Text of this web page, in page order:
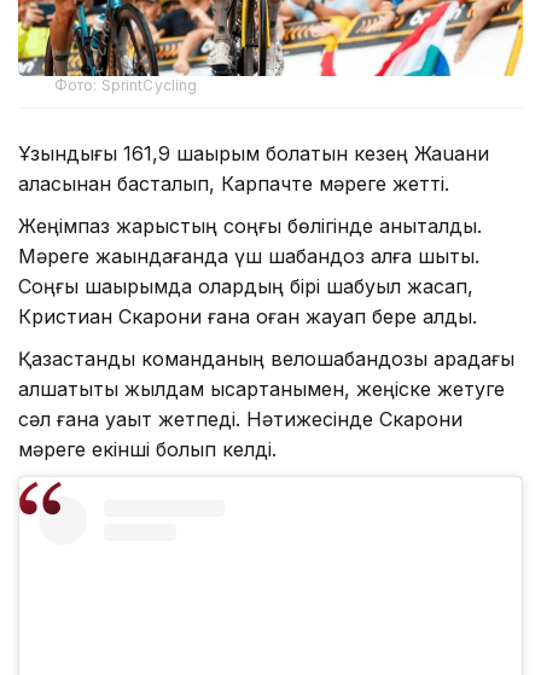
Фото: SprintCycling
Ұзындығы 161,9 шақырым болатын кезең Жаuани
қаласынан басталып, Карпачте мәреге жетті.
Жеңімпаз жарыстың соңғы бөлігінде анықталды.
Мәреге жақындағанда үш шабандоз алға шықты.
Соңғы шақырымда олардың бірі шабуыл жасап,
Кристиан Скарони ғана оған жауап бере алды.
Қазақстандық команданың велошабандозы арадағы
алшақтықты жылдам қысқартқанымен, жеңіске жетуге
сәл ғана уақыт жетпеді. Нәтижесінде Скарони
мәреге екінші болып келді.